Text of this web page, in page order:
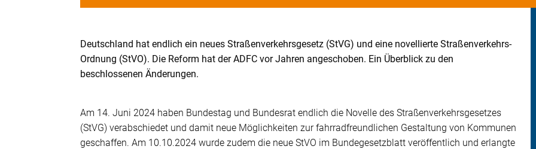
Deutschland hat endlich ein neues Straßenverkehrsgesetz (StVG) und eine novellierte Straßenverkehrs-
Ordnung (StVO). Die Reform hat der ADFC vor Jahren angeschoben. Ein Überblick zu den
beschlossenen Änderungen.
Am 14. Juni 2024 haben Bundestag und Bundesrat endlich die Novelle des Straßenverkehrsgesetzes
(StVG) verabschiedet und damit neue Möglichkeiten zur fahrradfreundlichen Gestaltung von Kommunen
geschaffen. Am 10.10.2024 wurde zudem die neue StVO im Bundegesetzblatt veröffentlich und erlangte